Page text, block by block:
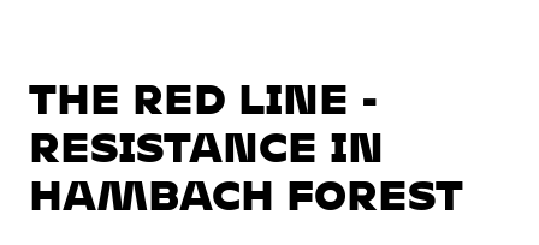
THE RED LINE -
RESISTANCE IN
HAMBACH FOREST